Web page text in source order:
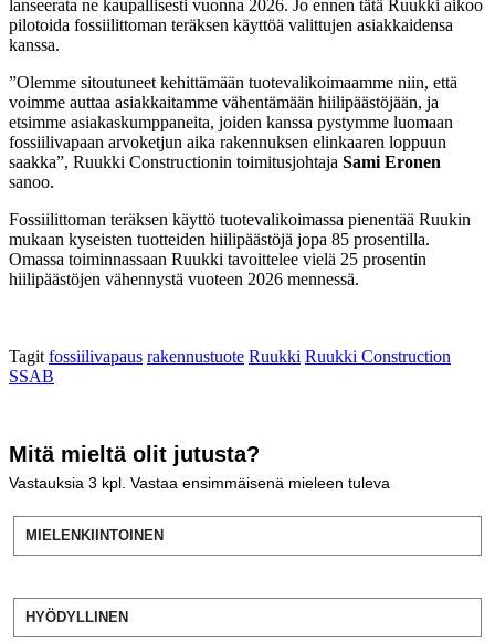
lanseerata ne kaupallisesti vuonna 2026. Jo ennen tätä Ruukki aikoo
pilotoida fossiilittoman teräksen käyttöä valittujen asiakkaidensa
kanssa.
”Olemme sitoutuneet kehittämään tuotevalikoimaamme niin, että
voimme auttaa asiakkaitamme vähentämään hiilipäästöjään, ja
etsimme asiakaskumppaneita, joiden kanssa pystymme luomaan
fossiilivapaan arvoketjun aika rakennuksen elinkaaren loppuun
saakka”, Ruukki Constructionin toimitusjohtaja Sami Eronen
sanoo.
Fossiilittoman teräksen käyttö tuotevalikoimassa pienentää Ruukin
mukaan kyseisten tuotteiden hiilipäästöjä jopa 85 prosentilla.
Omassa toiminnassaan Ruukki tavoittelee vielä 25 prosentin
hiilipäästöjen vähennystä vuoteen 2026 mennessä.
Tagit fossiilivapaus rakennustuote Ruukki Ruukki Construction
SSAB
Mitä mieltä olit jutusta?
Vastauksia 3 kpl. Vastaa ensimmäisenä mieleen tuleva
MIELENKIINTOINEN
HYÖDYLLINEN